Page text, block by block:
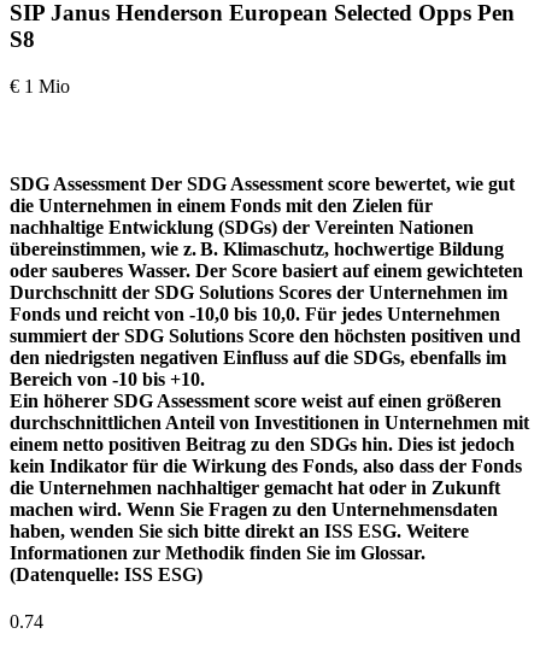
SIP Janus Henderson European Selected Opps Pen
S8
€ 1 Mio
SDG Assessment Der SDG Assessment score bewertet, wie gut
die Unternehmen in einem Fonds mit den Zielen für
nachhaltige Entwicklung (SDGs) der Vereinten Nationen
übereinstimmen, wie z. B. Klimaschutz, hochwertige Bildung
oder sauberes Wasser. Der Score basiert auf einem gewichteten
Durchschnitt der SDG Solutions Scores der Unternehmen im
Fonds und reicht von -10,0 bis 10,0. Für jedes Unternehmen
summiert der SDG Solutions Score den höchsten positiven und
den niedrigsten negativen Einfluss auf die SDGs, ebenfalls im
Bereich von -10 bis +10.
Ein höherer SDG Assessment score weist auf einen größeren
durchschnittlichen Anteil von Investitionen in Unternehmen mit
einem netto positiven Beitrag zu den SDGs hin. Dies ist jedoch
kein Indikator für die Wirkung des Fonds, also dass der Fonds
die Unternehmen nachhaltiger gemacht hat oder in Zukunft
machen wird. Wenn Sie Fragen zu den Unternehmensdaten
haben, wenden Sie sich bitte direkt an ISS ESG. Weitere
Informationen zur Methodik finden Sie im Glossar.
(Datenquelle: ISS ESG)
0.74